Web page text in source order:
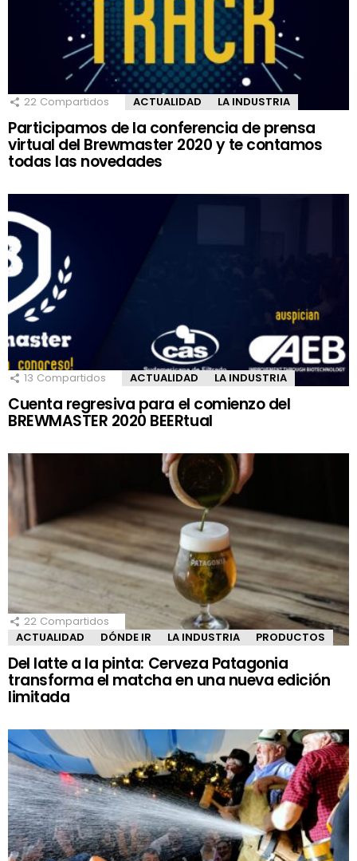
22 Compartidos ACTUALIDAD LA INDUSTRIA
Participamos de la conferencia de prensa
virtual del Brewmaster 2020 y te contamos
todas las novedades
13 Compartidos ACTUALIDAD LA INDUSTRIA
Cuenta regresiva para el comienzo del
BREWMASTER 2020 BEERtual
22 Compartidos
ACTUALIDAD
DÓNDE IR LA INDUSTRIA PRODUCTOS
Del latte a la pinta: Cerveza Patagonia
transforma el matcha en una nueva edición
limitada